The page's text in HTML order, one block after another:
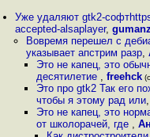
Уже удаляют gtk2-
accepted-alsaplayer,
Вовремя перешел с
указывает апстрим разр,
Это не капец, это
десятилетие , freehck
Это про gtk2 Так его
чтобы я этому рад или,
Это не капец, это
от школорачей, где ,